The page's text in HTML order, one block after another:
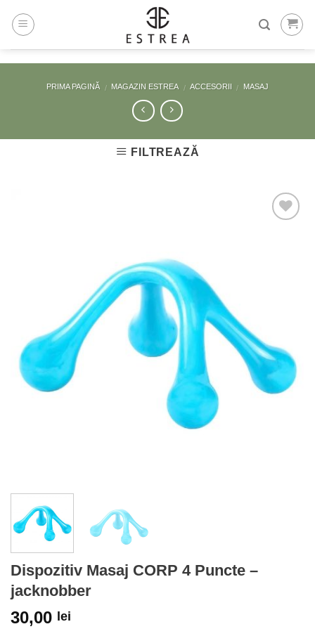
PRIMA PAGINĂ / MAGAZIN ESTREA / ACCESORII / MASAJ
FILTREAZĂ
Dispozitiv Masaj CORP 4 Puncte –
jacknobber
30,00 lei